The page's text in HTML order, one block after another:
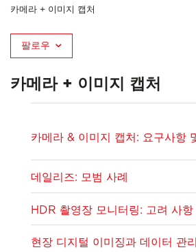
카메라 + 이미지 캡처
팔로우
카메라 + 이미지 캡처
카메라 & 이미지 캡처: 요구사항
데일리즈: 모범 사례
HDR 촬영장 모니터링: 고려 사항
현장 디지털 이미징과 데이터 관